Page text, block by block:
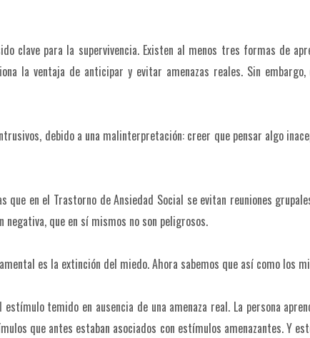
clave para la supervivencia. Existen al menos tres formas de
la ventaja de anticipar y evitar amenazas reales. Sin
debido a una malinterpretación: creer que pensar algo
en el Trastorno de Ansiedad Social se evitan reuniones
que en sí mismos no son peligrosos.
es la extinción del miedo. Ahora sabemos que así como los
temido en ausencia de una amenaza real. La persona
que antes estaban asociados con estímulos amenazantes. Y